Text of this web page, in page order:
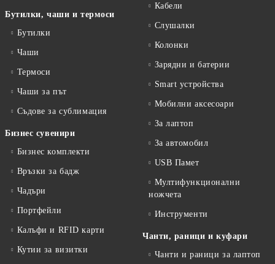
Бутилки, чаши и термоси
Бутилки
Чаши
Термоси
Чаши за път
Съдове за сублимация
Бизнес сувенири
Бизнес комплекти
Връзки за бадж
Чадъри
Портфейли
Калъфи и RFID карти
Кутии за визитки
Кабели
Слушалки
Колонки
Зарядни и батерии
Smart устройства
Мобилни аксесоари
За лаптоп
За автомобил
USB Памет
Мултифункционални
ножчета
Инструменти
Чанти, раници и куфари
Чанти и раници за лаптоп